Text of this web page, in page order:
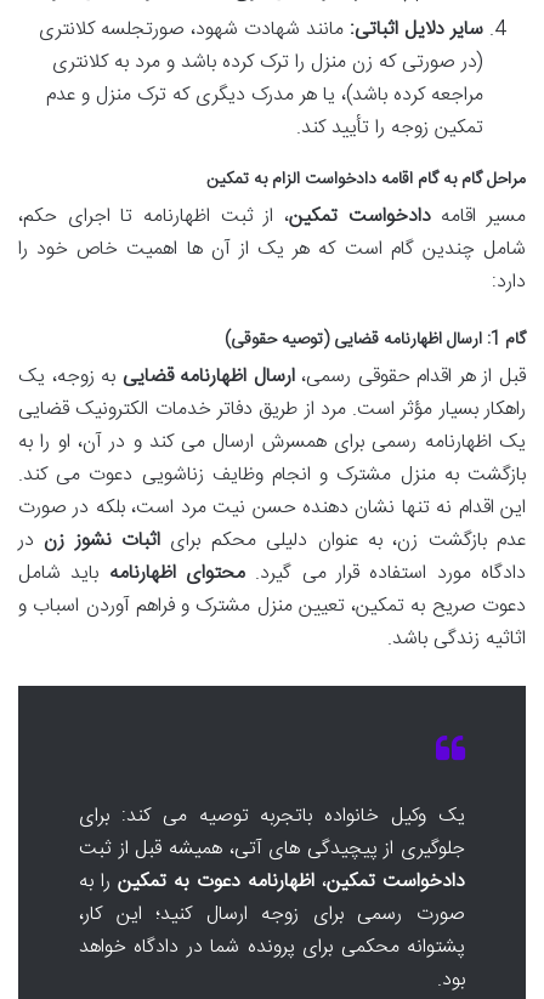
سایر دلایل اثباتی: مانند شهادت شهود، صورتجلسه کلانتری
(در صورتی که زن منزل را ترک کرده باشد و مرد به کلانتری
مراجعه کرده باشد)، یا هر مدرک دیگری که ترک منزل و عدم
تمکین زوجه را تأیید کند.
مراحل گام به گام اقامه دادخواست الزام به تمکین
مسیر اقامهدادخواست تمکین، از ثبت اظهارنامه تا اجرای حکم،
شامل چندین گام است که هر یک از آن ها اهمیت خاص خود را
دارد:
گام 1: ارسال اظهارنامه قضایی (توصیه حقوقی)
قبل از هر اقدام حقوقی رسمی،ارسال اظهارنامه قضایی به زوجه، یک
راهکار بسیار مؤثر است. مرد از طریق دفاتر خدمات الکترونیک قضایی
یک اظهارنامه رسمی برای همسرش ارسال می کند و در آن، او را به
بازگشت به منزل مشترک و انجام وظایف زناشویی دعوت می کند.
این اقدام نه تنها نشان دهنده حسن نیت مرد است، بلکه در صورت
عدم بازگشت زن، به عنوان دلیلی محکم برای اثبات نشوز زن در
دادگاه مورد استفاده قرار می گیرد. محتوای اظهارنامه باید شامل
دعوت صریح به تمکین، تعیین منزل مشترک و فراهم آوردن اسباب و
اثاثیه زندگی باشد.
یک وکیل خانواده باتجربه توصیه می کند: برای
جلوگیری از پیچیدگی های آتی، همیشه قبل از ثبت
دادخواست تمکین،اظهارنامه دعوت به تمکینرا به
صورت رسمی برای زوجه ارسال کنید؛ این کار،
پشتوانه محکمی برای پرونده شما در دادگاه خواهد
بود.